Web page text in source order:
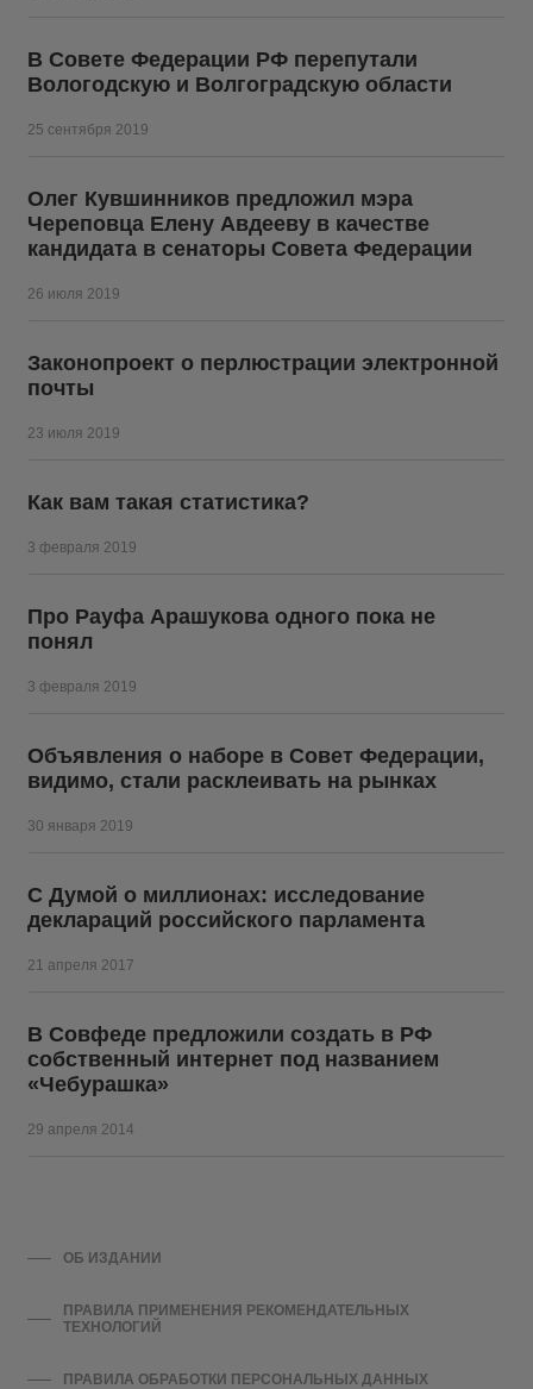
В Совете Федерации РФ перепутали
Вологодскую и Волгоградскую области
25 сентября 2019
Олег Кувшинников предложил мэра
Череповца Елену Авдееву в качестве
кандидата в сенаторы Совета Федерации
26 июля 2019
Законопроект о перлюстрации электронной
почты
23 июля 2019
Как вам такая статистика?
3 февраля 2019
Про Рауфа Арашукова одного пока не
понял
3 февраля 2019
Объявления о наборе в Совет Федерации,
видимо, стали расклеивать на рынках
30 января 2019
С Думой о миллионах: исследование
деклараций российского парламента
21 апреля 2017
В Совфеде предложили создать в РФ
собственный интернет под названием
«Чебурашка»
29 апреля 2014
ОБ ИЗДАНИИ
ПРАВИЛА ПРИМЕНЕНИЯ РЕКОМЕНДАТЕЛЬНЫХ
ТЕХНОЛОГИЙ
ПРАВИЛА ОБРАБОТКИ ПЕРСОНАЛЬНЫХ ДАННЫХ